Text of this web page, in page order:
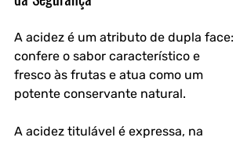
A acidez é um atributo de dupla face:
confere o sabor característico e
fresco às frutas e atua como um
potente conservante natural.
A acidez titulável é expressa, na